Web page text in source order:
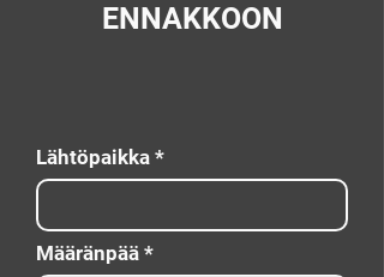
ENNAKKOON
Lähtöpaikka
Määränpää